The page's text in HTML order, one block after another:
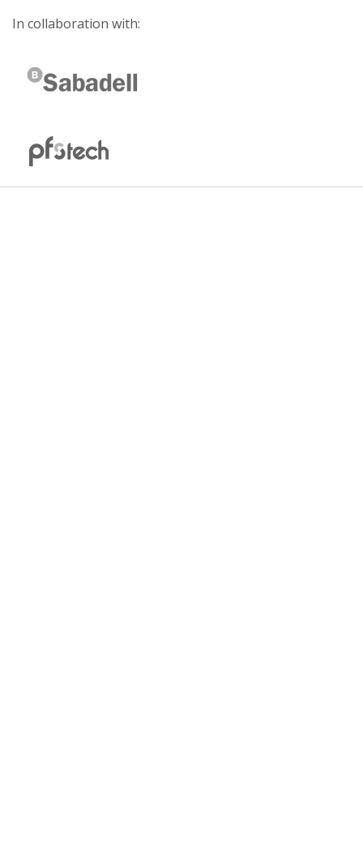
In collaboration with: